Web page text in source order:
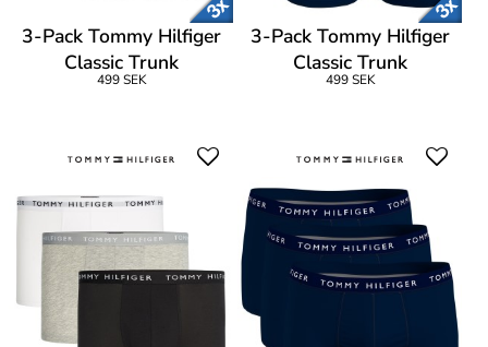
3-Pack Tommy Hilfiger
Classic Trunk
499 SEK
3-Pack Tommy Hilfiger
Classic Trunk
499 SEK